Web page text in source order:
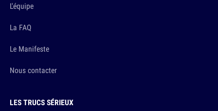
L'équipe
La FAQ
Le Manifeste
Nous contacter
LES TRUCS SÉRIEUX